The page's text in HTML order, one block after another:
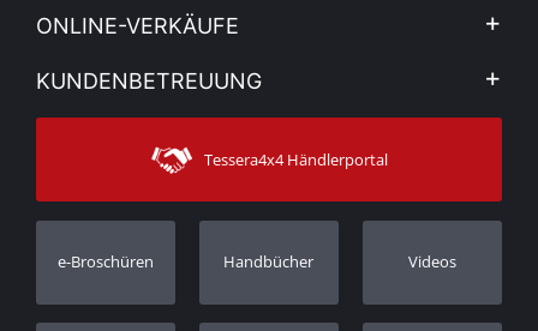
Firma
Sehen Sie unsere Nachrichten
Sitemap
ONLINE-VERKÄUFE
Mein Konto
Versandarten
KUNDENBETREUUNG
Kontakt
Kundendienst
Bestellung verfolgen
Händler
Tessera4x4 Händlerportal
e-Broschüren Handbücher Videos